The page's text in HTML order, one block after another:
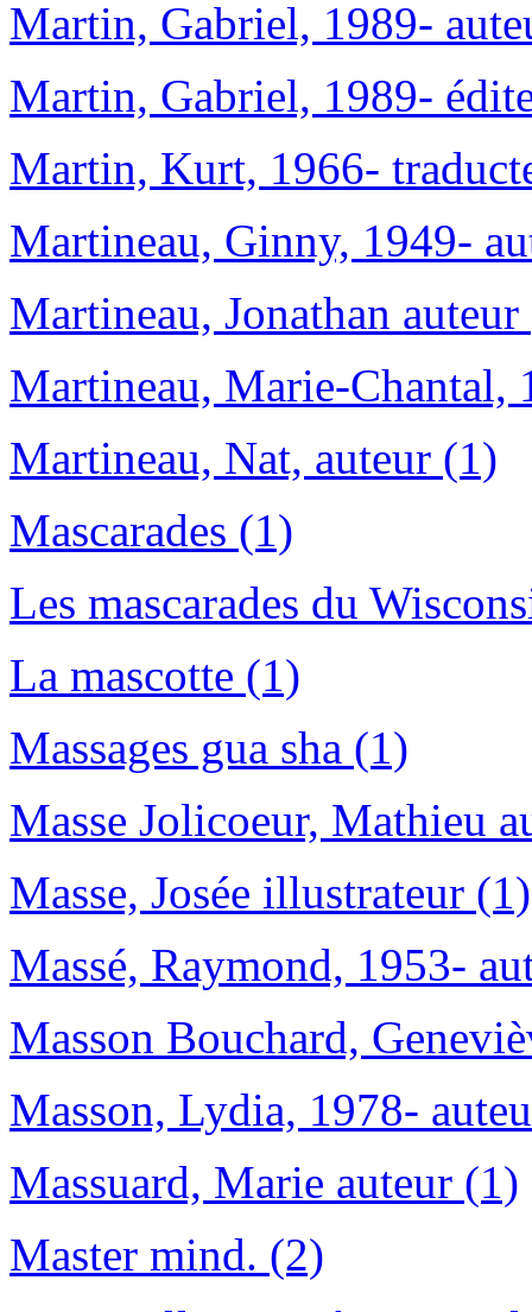
Martin, Gabriel, 1989-
Martin, Gabriel, 1989-
Martin, Kurt, 1966-
Martineau, Ginny, 1949-
Martineau, Jonathan
Martineau, Marie-Chantal,
Martineau, Nat, auteur (1)
Mascarades (1)
Les mascarades du
La mascotte (1)
Massages gua sha (1)
Masse Jolicoeur, Mathieu
Masse, Josée illustrateur (1)
Massé, Raymond, 1953-
Masson Bouchard,
Masson, Lydia, 1978-
Massuard, Marie auteur (1)
Master mind. (2)